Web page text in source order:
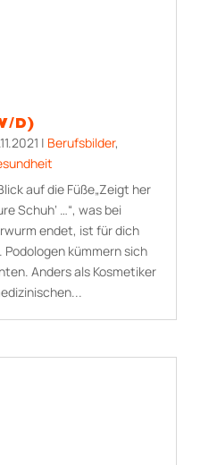
D)
| Berufsbilder,
auf die Füße„Zeigt her
Schuh‘ …“, was bei
endet, ist für dich
Podologen kümmern sich
Anders als Kosmetiker